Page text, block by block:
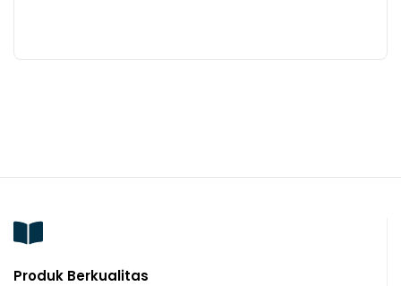
Produk Berkualitas